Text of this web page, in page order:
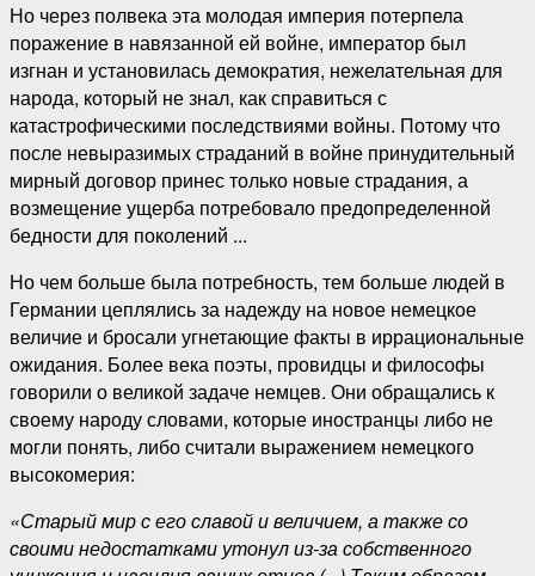
Но через полвека эта молодая империя потерпела
поражение в навязанной ей войне, император был
изгнан и установилась демократия, нежелательная для
народа, который не знал, как справиться с
катастрофическими последствиями войны. Потому что
после невыразимых страданий в войне принудительный
мирный договор принес только новые страдания, а
возмещение ущерба потребовало предопределенной
бедности для поколений ...
Но чем больше была потребность, тем больше людей в
Германии цеплялись за надежду на новое немецкое
величие и бросали угнетающие факты в иррациональные
ожидания. Более века поэты, провидцы и философы
говорили о великой задаче немцев. Они обращались к
своему народу словами, которые иностранцы либо не
могли понять, либо считали выражением немецкого
высокомерия:
«Старый мир с его славой и величием, а также со
своими недостатками утонул из-за собственного